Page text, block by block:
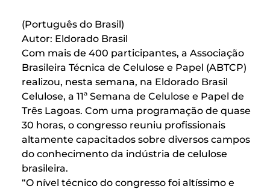
(Português do Brasil)
Autor: Eldorado Brasil
Com mais de 400 participantes, a Associação
Brasileira Técnica de Celulose e Papel (ABTCP)
realizou, nesta semana, na Eldorado Brasil
Celulose, a 11ª Semana de Celulose e Papel de
Três Lagoas. Com uma programação de quase
30 horas, o congresso reuniu profissionais
altamente capacitados sobre diversos campos
do conhecimento da indústria de celulose
brasileira.
“O nível técnico do congresso foi altíssimo e